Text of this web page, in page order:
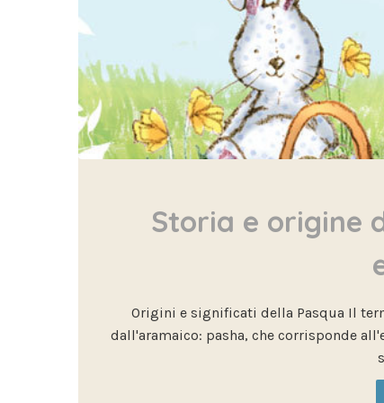
Storia e origine
Origini e significati della Pasqua Il
dall'aramaico: pasha, che corrisponde